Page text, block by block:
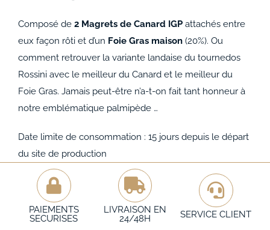
notations
Composé de 2 Magrets de Canard IGPattachés entre
eux façon rôti et d’un Foie Gras maison(20%). Ou
comment retrouver la variante landaise du tournedos
Rossini avec le meilleur du Canard et le meilleur du
Foie Gras. Jamais peut-être n’a-t-on fait tant honneur à
notre emblématique palmipède …
Date limite de consommation : 15 jours depuis le départ
du site de production
PAIEMENTS
SECURISES
LIVRAISON EN
24/48H
SERVICE CLIENT